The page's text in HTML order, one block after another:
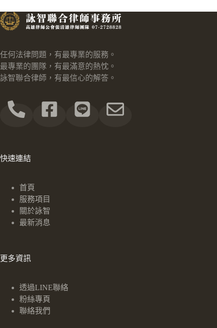
任何法律問題，有最專業的服務。
最專業的團隊，有最滿意的熱忱。
詠智聯合律師，有最信心的解答。
快速連結
首頁
服務項目
關於詠智
最新消息
更多資訊
透過LINE聯絡
粉絲專頁
聯絡我們